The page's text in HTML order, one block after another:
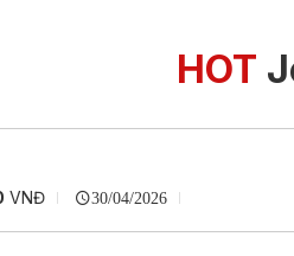
HOT
VNĐ 30/04/2026